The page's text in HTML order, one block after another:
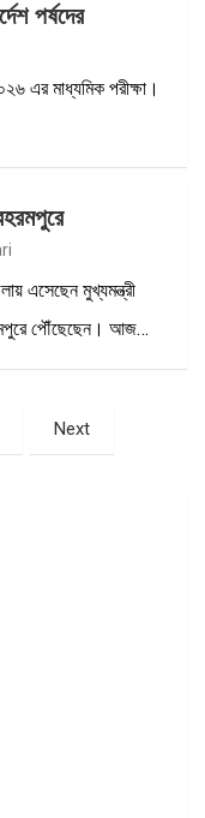
পর্ষদের
এর মাধ্যমিক পরীক্ষা।
এসেছেন মুখ্যমন্ত্রী
পৌঁছেছেন। আজ…
Next